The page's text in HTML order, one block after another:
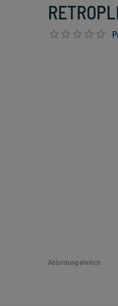
Abbildung ähnlich